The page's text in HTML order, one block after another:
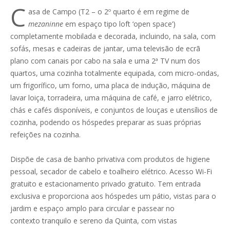
C asa de Campo (T2 – o 2º quarto é em regime de
mezaninne em espaço tipo loft ‘open space’)
completamente mobilada e decorada, incluindo, na sala, com
sofás, mesas e cadeiras de jantar, uma televisão de ecrã
plano com canais por cabo na sala e uma 2ª TV num dos
quartos, uma cozinha totalmente equipada, com micro-ondas,
um frigorífico, um forno, uma placa de indução, máquina de
lavar loiça, torradeira, uma máquina de café, e jarro elétrico,
chás e cafés disponíveis, e conjuntos de louças e utensílios de
cozinha, podendo os hóspedes preparar as suas próprias
refeições na cozinha.
Dispõe de casa de banho privativa com produtos de higiene
pessoal, secador de cabelo e toalheiro elétrico. Acesso Wi-Fi
gratuito e estacionamento privado gratuito. Tem entrada
exclusiva e proporciona aos hóspedes um pátio, vistas para o
jardim e espaço amplo para circular e passear no
contexto tranquilo e sereno da Quinta, com vistas